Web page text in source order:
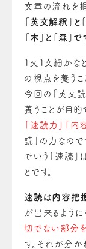
文章の流れを掴
「英文解釈」と
「木」と「森」です
１文１文細かな
の視点を養うこ
今回の「英文読
養うことが目的
「速読力」「
読」の力なので
でいう「速読」
とです。
速読は内容把握
が出来るように
切でない部分を
す。それが分